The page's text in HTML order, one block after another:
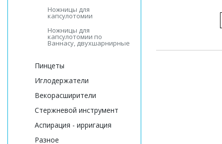
Ножницы для
капсулотомии
Ножницы для
капсулотомии по
Ваннасу, двухшарнирные
Пинцеты
Иглодержатели
Векорасширители
Стержневой инструмент
Аспирация - ирригация
Разное